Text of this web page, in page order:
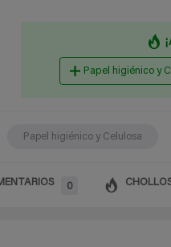
Papel higiénico y
Papel higiénico y Celulosa
0